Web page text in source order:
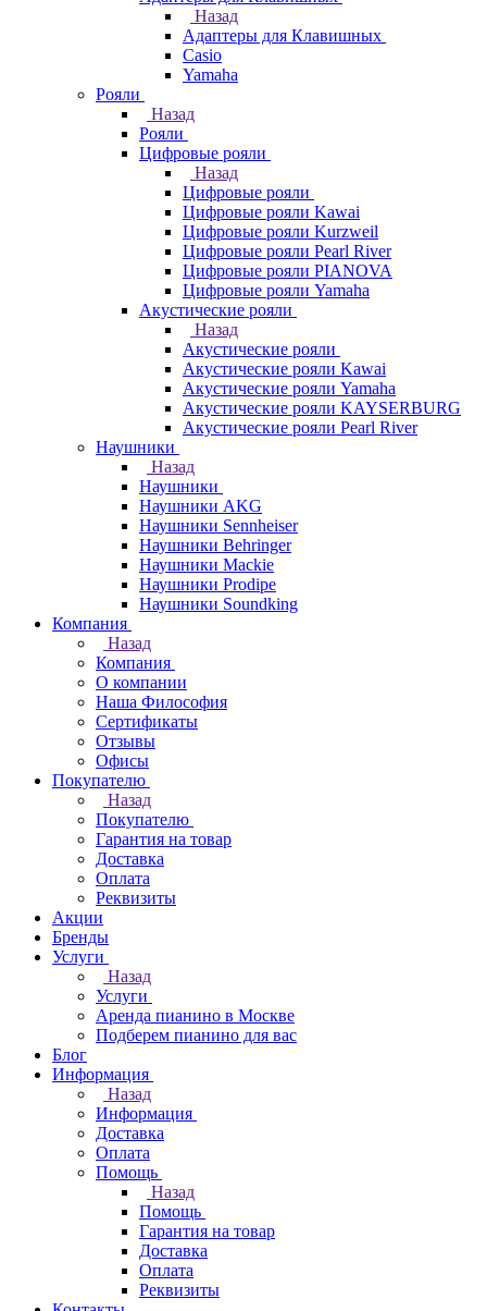
Назад
Адаптеры для Клавишных
Casio
Yamaha
Рояли
Назад
Рояли
Цифровые рояли
Назад
Цифровые рояли
Цифровые рояли Kawai
Цифровые рояли Kurzweil
Цифровые рояли Pearl River
Цифровые рояли PIANOVA
Цифровые рояли Yamaha
Акустические рояли
Назад
Акустические рояли
Акустические рояли Kawai
Акустические рояли Yamaha
Акустические рояли KAYSERBURG
Акустические рояли Pearl River
Наушники
Назад
Наушники
Наушники AKG
Наушники Sennheiser
Наушники Behringer
Наушники Mackie
Наушники Prodipe
Наушники Soundking
Компания
Назад
Компания
О компании
Наша Философия
Сертификаты
Отзывы
Офисы
Покупателю
Назад
Покупателю
Гарантия на товар
Доставка
Оплата
Реквизиты
Акции
Бренды
Услуги
Назад
Услуги
Аренда пианино в Москве
Подберем пианино для вас
Блог
Информация
Назад
Информация
Доставка
Оплата
Помощь
Назад
Помощь
Гарантия на товар
Доставка
Оплата
Реквизиты